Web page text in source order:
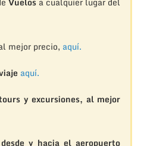
mejor precio, aquí.
aquí.
y excursiones, al mejor
y hacia el aeropuerto